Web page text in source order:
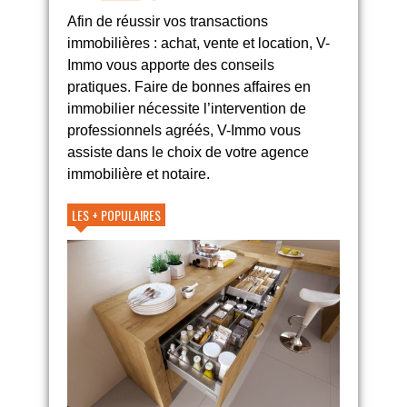
Afin de réussir vos transactions
immobilières : achat, vente et location, V-
Immo vous apporte des conseils
pratiques. Faire de bonnes affaires en
immobilier nécessite l’intervention de
professionnels agréés, V-Immo vous
assiste dans le choix de votre agence
immobilière et notaire.
LES + POPULAIRES